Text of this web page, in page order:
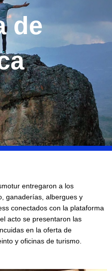
de
entregaron a los
ganaderías, albergues y
conectados con la plataforma
acto se presentaron las
en la oferta de
y oficinas de turismo.